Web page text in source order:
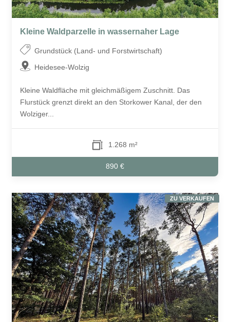
Kleine Waldparzelle in wassernaher Lage
Grundstück (Land- und Forstwirtschaft)
Heidesee-Wolzig
Kleine Waldfläche mit gleichmäßigem Zuschnitt. Das
Flurstück grenzt direkt an den Storkower Kanal, der den
Wolziger...
1.268 m²
890 €
ZU VERKAUFEN